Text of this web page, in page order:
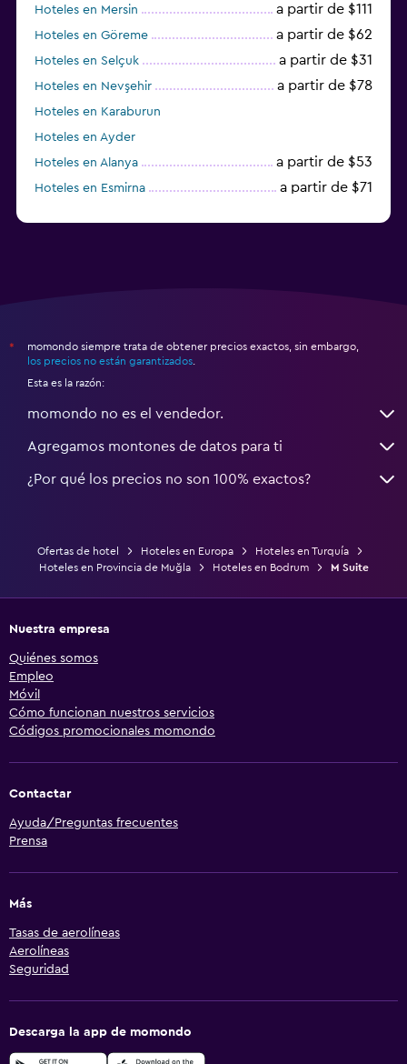
Hoteles en Mersin a partir de $111
Hoteles en Göreme a partir de $62
Hoteles en Selçuk a partir de $31
Hoteles en Nevşehir a partir de $78
Hoteles en Karaburun
Hoteles en Ayder
Hoteles en Alanya
a partir de $53
Hoteles en Esmirna a partir de $71
*
momondo siempre trata de obtener precios exactos, sin embargo,
los precios no están garantizados
Esta es la razón:
momondo no es el vendedor.
Agregamos montones de datos para ti
¿Por qué los precios no son 100% exactos?
Ofertas de hotel Hoteles en Europa
Hoteles en Turquía
Hoteles en Provincia de Muğla
Hoteles en Bodrum M Suite
Nuestra empresa
Quiénes somos
Empleo
Móvil
Cómo funcionan nuestros servicios
Códigos promocionales momondo
Contactar
Ayuda/Preguntas frecuentes
Prensa
Más
Tasas de aerolíneas
Aerolíneas
Seguridad
Descarga la app de momondo